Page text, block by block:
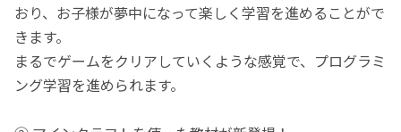
おり、お子様が夢中になって楽しく学習を進めることがで
きます。
まるでゲームをクリアしていくような感覚で、プログラミ
ング学習を進められます。